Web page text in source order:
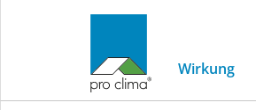
Wirkung